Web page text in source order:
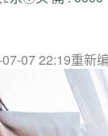
07 22:19重新